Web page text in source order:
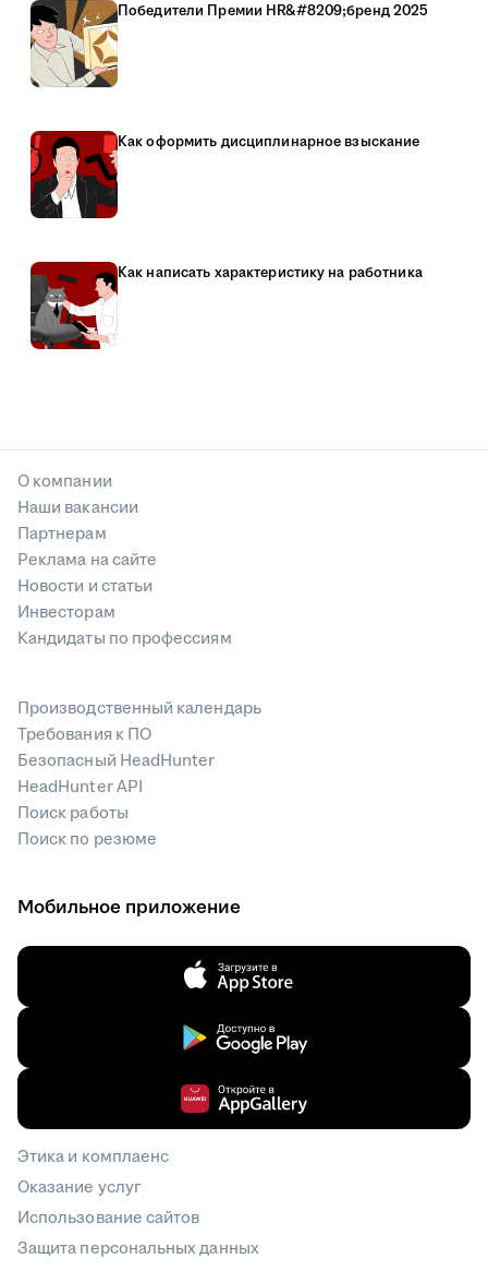
Победители Премии HR&#8209;бренд 2025
Как оформить дисциплинарное взыскание
Как написать характеристику на работника
О компании
Наши вакансии
Партнерам
Реклама на сайте
Новости и статьи
Инвесторам
Кандидаты по профессиям
Производственный календарь
Требования к ПО
Безопасный HeadHunter
HeadHunter API
Поиск работы
Поиск по резюме
Мобильное приложение
Этика и комплаенс
Оказание услуг
Использование сайтов
Защита персональных данных